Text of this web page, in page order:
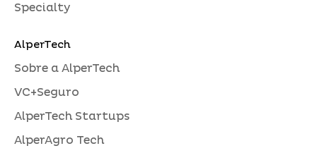
Specialty
AlperTech
Sobre a AlperTech
VC+Seguro
AlperTech Startups
AlperAgro Tech